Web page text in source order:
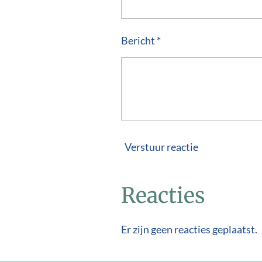
Bericht *
Verstuur reactie
Reacties
Er zijn geen reacties geplaatst.